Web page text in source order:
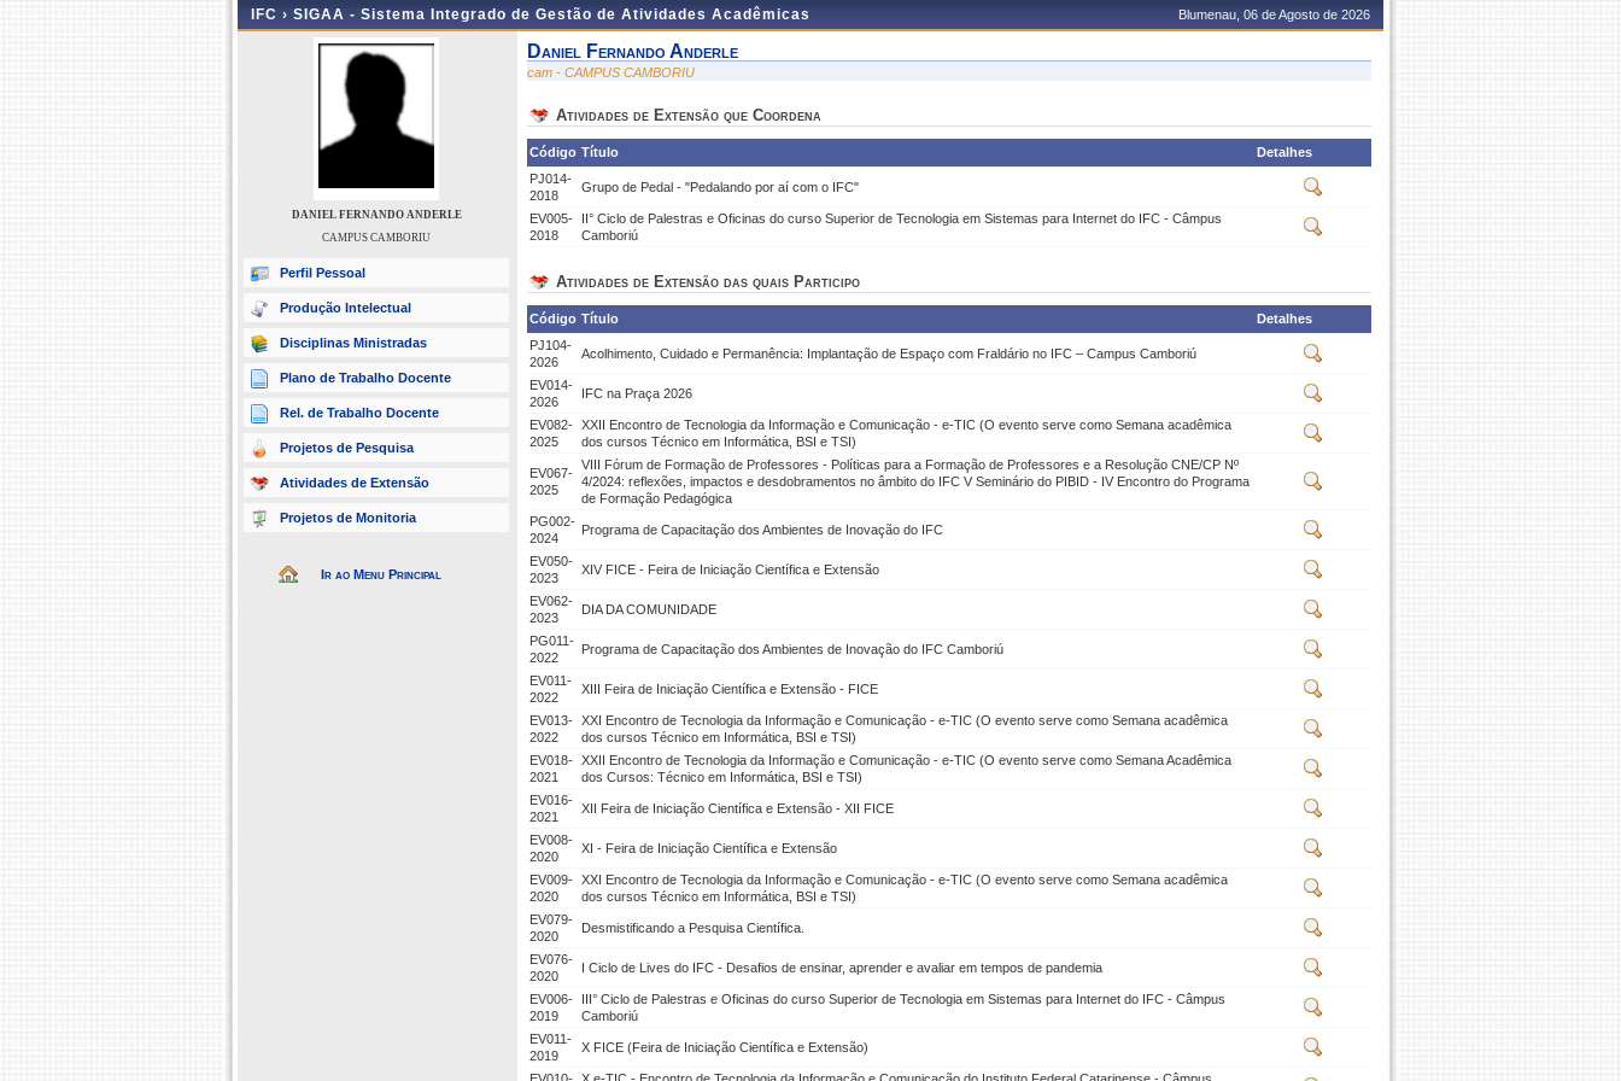
IFC › SIGAA - Sistema Integrado de Gestão de Atividades Acadêmicas Blumenau, 06 de Agosto de 2026
DANIEL FERNANDO ANDERLE
CAMPUS CAMBORIU
Perfil Pessoal
Produção Intelectual
Disciplinas Ministradas
Plano de Trabalho Docente
Rel. de Trabalho Docente
Projetos de Pesquisa
Atividades de Extensão
Projetos de Monitoria
Ir ao Menu Principal
Daniel Fernando Anderle
cam - CAMPUS CAMBORIU
Atividades de Extensão que Coordena
Código Título
Detalhes
PJ014-
2018
Grupo de Pedal - "Pedalando por aí com o IFC"
EV005-
2018
II° Ciclo de Palestras e Oficinas do curso Superior de Tecnologia em Sistemas para Internet do IFC - Câmpus
Camboriú
Atividades de Extensão das quais Participo
Código Título
Detalhes
PJ104-
2026
Acolhimento, Cuidado e Permanência: Implantação de Espaço com Fraldário no IFC – Campus Camboriú
EV014-
2026
IFC na Praça 2026
EV082-
2025
XXII Encontro de Tecnologia da Informação e Comunicação - e-TIC (O evento serve como Semana acadêmica
dos cursos Técnico em Informática, BSI e TSI)
EV067-
2025
VIII Fórum de Formação de Professores - Políticas para a Formação de Professores e a Resolução CNE/CP Nº
4/2024: reflexões, impactos e desdobramentos no âmbito do IFC V Seminário do PIBID - IV Encontro do Programa
de Formação Pedagógica
PG002-
2024
Programa de Capacitação dos Ambientes de Inovação do IFC
EV050-
2023
XIV FICE - Feira de Iniciação Científica e Extensão
EV062-
2023
DIA DA COMUNIDADE
PG011-
2022
Programa de Capacitação dos Ambientes de Inovação do IFC Camboriú
EV011-
2022
XIII Feira de Iniciação Científica e Extensão - FICE
EV013-
2022
XXI Encontro de Tecnologia da Informação e Comunicação - e-TIC (O evento serve como Semana acadêmica
dos cursos Técnico em Informática, BSI e TSI)
EV018-
2021
XXII Encontro de Tecnologia da Informação e Comunicação - e-TIC (O evento serve como Semana Acadêmica
dos Cursos: Técnico em Informática, BSI e TSI)
EV016-
2021
XII Feira de Iniciação Científica e Extensão - XII FICE
EV008-
2020
XI - Feira de Iniciação Científica e Extensão
EV009-
2020
XXI Encontro de Tecnologia da Informação e Comunicação - e-TIC (O evento serve como Semana acadêmica
dos cursos Técnico em Informática, BSI e TSI)
EV079-
2020
Desmistificando a Pesquisa Científica.
EV076-
2020
I Ciclo de Lives do IFC - Desafios de ensinar, aprender e avaliar em tempos de pandemia
EV006-
2019
III° Ciclo de Palestras e Oficinas do curso Superior de Tecnologia em Sistemas para Internet do IFC - Câmpus
Camboriú
EV011-
2019
X FICE (Feira de Iniciação Científica e Extensão)